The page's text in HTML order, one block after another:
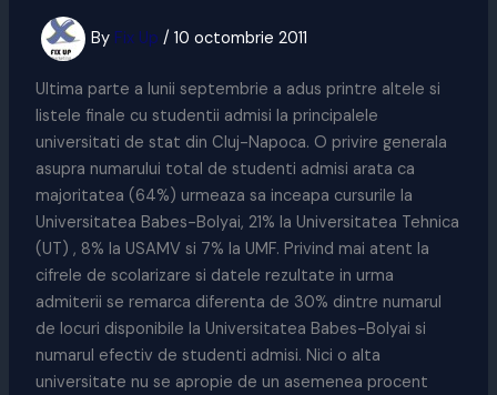
By Fix Up / 10 octombrie 2011
Ultima parte a lunii septembrie a adus printre altele si
listele finale cu studentii admisi la principalele
universitati de stat din Cluj-Napoca. O privire generala
asupra numarului total de studenti admisi arata ca
majoritatea (64%) urmeaza sa inceapa cursurile la
Universitatea Babes-Bolyai, 21% la Universitatea Tehnica
(UT) , 8% la USAMV si 7% la UMF. Privind mai atent la
cifrele de scolarizare si datele rezultate in urma
admiterii se remarca diferenta de 30% dintre numarul
de locuri disponibile la Universitatea Babes-Bolyai si
numarul efectiv de studenti admisi. Nici o alta
universitate nu se apropie de un asemenea procent